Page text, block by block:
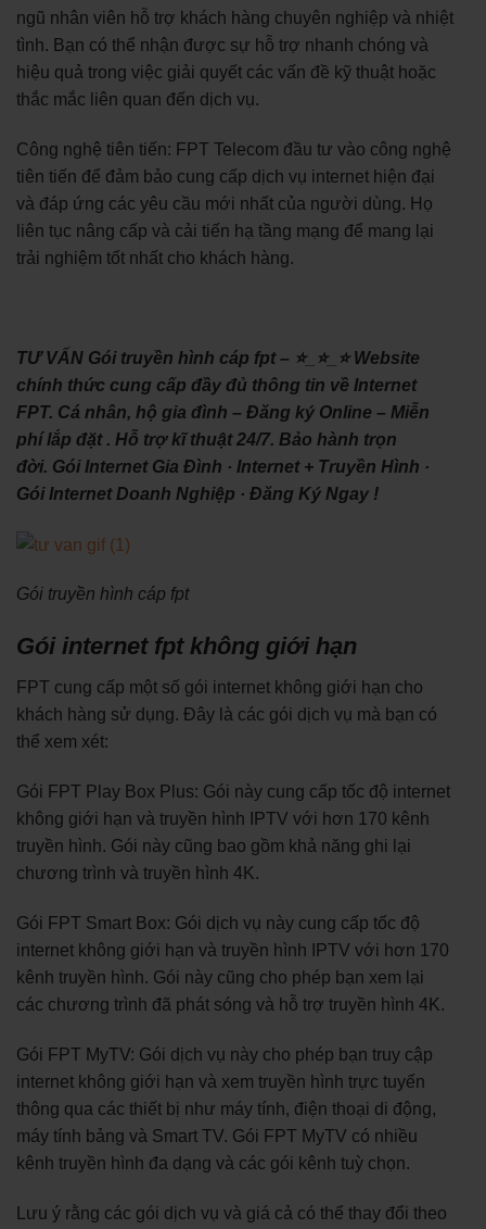
ngũ nhân viên hỗ trợ khách hàng chuyên nghiệp và nhiệt
tình. Bạn có thể nhận được sự hỗ trợ nhanh chóng và
hiệu quả trong việc giải quyết các vấn đề kỹ thuật hoặc
thắc mắc liên quan đến dịch vụ.
Công nghệ tiên tiến: FPT Telecom đầu tư vào công nghệ
tiên tiến để đảm bảo cung cấp dịch vụ internet hiện đại
và đáp ứng các yêu cầu mới nhất của người dùng. Họ
liên tục nâng cấp và cải tiến hạ tầng mạng để mang lại
trải nghiệm tốt nhất cho khách hàng.
TƯ VẤN Gói truyền hình cáp fpt – ⭐_⭐_⭐ Website
chính thức cung cấp đầy đủ thông tin về Internet
FPT. Cá nhân, hộ gia đình – Đăng ký Online – Miễn
phí lắp đặt . Hỗ trợ kĩ thuật 24/7. Bảo hành trọn
đời. ‎Gói Internet Gia Đình · ‎Internet + Truyền Hình ·
‎Gói Internet Doanh Nghiệp · ‎Đăng Ký Ngay !
Gói truyền hình cáp fpt
Gói internet fpt không giới hạn
FPT cung cấp một số gói internet không giới hạn cho
khách hàng sử dụng. Đây là các gói dịch vụ mà bạn có
thể xem xét:
Gói FPT Play Box Plus: Gói này cung cấp tốc độ internet
không giới hạn và truyền hình IPTV với hơn 170 kênh
truyền hình. Gói này cũng bao gồm khả năng ghi lại
chương trình và truyền hình 4K.
Gói FPT Smart Box: Gói dịch vụ này cung cấp tốc độ
internet không giới hạn và truyền hình IPTV với hơn 170
kênh truyền hình. Gói này cũng cho phép bạn xem lại
các chương trình đã phát sóng và hỗ trợ truyền hình 4K.
Gói FPT MyTV: Gói dịch vụ này cho phép bạn truy cập
internet không giới hạn và xem truyền hình trực tuyến
thông qua các thiết bị như máy tính, điện thoại di động,
máy tính bảng và Smart TV. Gói FPT MyTV có nhiều
kênh truyền hình đa dạng và các gói kênh tuỳ chọn.
Lưu ý rằng các gói dịch vụ và giá cả có thể thay đổi theo